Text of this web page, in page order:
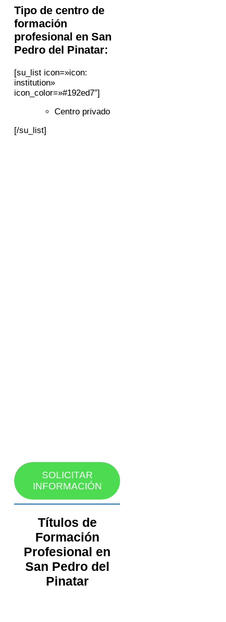
Tipo de centro de
formación
profesional en San
Pedro del Pinatar:
[su_list icon=»icon:
institution»
icon_color=»#192ed7″]
Centro privado
[/su_list]
SOLICITAR
INFORMACIÓN
Títulos de
Formación
Profesional en
San Pedro del
Pinatar